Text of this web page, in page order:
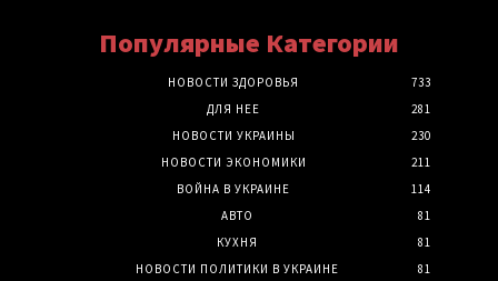
Популярные Категории
НОВОСТИ ЗДОРОВЬЯ
733
ДЛЯ НЕЕ
281
НОВОСТИ УКРАИНЫ
230
НОВОСТИ ЭКОНОМИКИ
211
ВОЙНА В УКРАИНЕ
114
АВТО
81
КУХНЯ
81
НОВОСТИ ПОЛИТИКИ В УКРАИНЕ
81